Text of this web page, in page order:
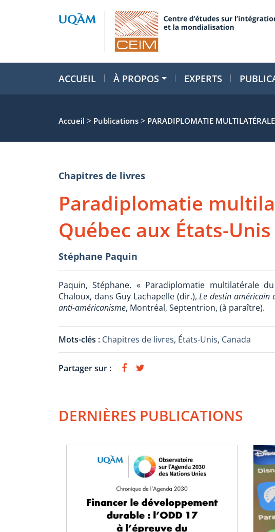
ACCUEIL À PROPOS EXPERTS
Accueil > Publications > PARADIPLOMATIE
Chapitres de livres
Paradiplomatie
Québec aux États-Unis
Stéphane Paquin
Paquin, Stéphane. « Paradiplomatie multilatérale
Chaloux, dans Guy Lachapelle (dir.),Le destin américain
anti-américanisme, Montréal, Septentrion, (à paraître).
Mots-clés : Chapitres de livres, États-Unis, Canada
Partager sur :
DERNIÈRES PUBLICATIONS